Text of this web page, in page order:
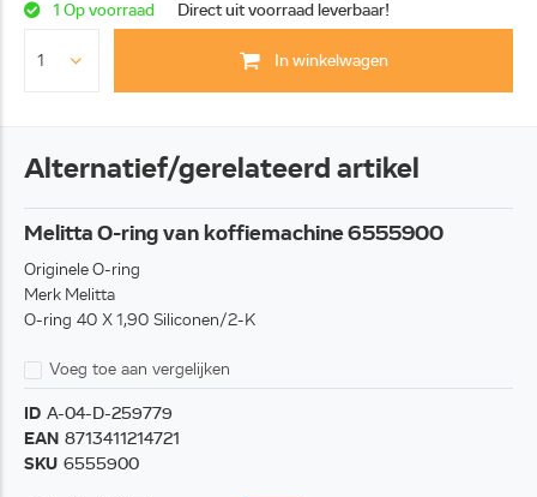
1 Op voorraad Direct uit voorraad leverbaar!
In winkelwagen
Alternatief/gerelateerd artikel
Melitta O-ring van koffiemachine 6555900
Originele O-ring
Merk Melitta
O-ring 40 X 1,90 Siliconen/2-K
Voeg toe aan vergelijken
ID A-04-D-259779
EAN 8713411214721
SKU 6555900